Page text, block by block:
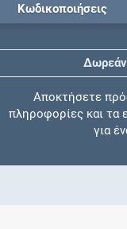
Κωδικοποιήσεις
Αποκτήσετε
πληροφορίες και τα
για